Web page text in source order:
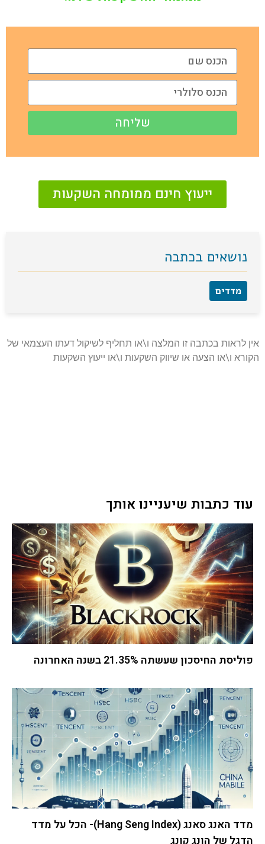
שליחה
ייעוץ חינם ממומחה השקעות
נושאים בכתבה
מדדים
אין לראות בכתבה זו המלצה ו\או תחליף לשיקול דעתו העצמאי של
הקורא ו\או הצעה או שיווק השקעות ו\או ייעוץ השקעות
עוד כתבות שיעניינו אותך
פוליסת החיסכון שעשתה 21.35% בשנה האחרונה
מדד האנג סאנג (Hang Seng Index)- הכל על מדד
הדגל של הונג קונג